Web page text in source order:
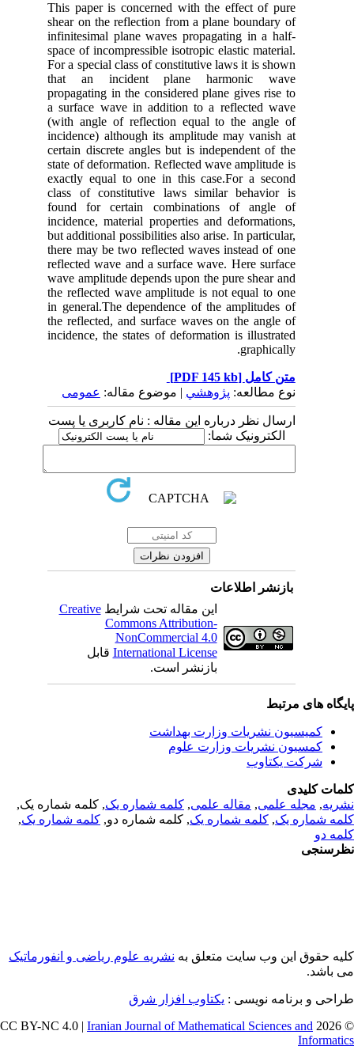
This paper is concerned with the effect of pure
shear on the reflection from a plane boundary of
infinitesimal plane waves propagating in a half-
space of incompressible isotropic elastic material.
For a special class of constitutive laws it is shown
that an incident plane harmonic wave
propagating in the considered plane gives rise to
a surface wave in addition to a reflected wave
(with angle of reflection equal to the angle of
incidence) although its amplitude may vanish at
certain discrete angles but is independent of the
state of deformation. Reflected wave amplitude is
exactly equal to one in this case.For a second
class of constitutive laws similar behavior is
found for certain combinations of angle of
incidence, material properties and deformations,
but additional possibilities also arise. In particular,
there may be two reflected waves instead of one
reflected wave and a surface wave. Here surface
wave amplitude depends upon the pure shear and
the reflected wave amplitude is not equal to one
in general.The dependence of the amplitudes of
the reflected, and surface waves on the angle of
incidence, the states of deformation is illustrated
graphically.
متن کامل[PDF 145 kb]
نوع مطالعه:پژوهشي| موضوع مقاله:عمومى
ارسال نظر درباره این مقاله : نام کاربری یا پست
الکترونیک شما:
بازنشر اطلاعات
این مقاله تحت شرایطCreative
Commons Attribution-
NonCommercial 4.0
International Licenseقابل
بازنشر است.
های مرتبط
کمیسیون نشریات وزارت بهداشت
کمسیون نشریات وزارت علوم
شرکت یکتاوب
کلیدی
,مجله علمی, مقاله علمی, کلمه شماره یک, کلمه شماره یک,
شماره یک,کلمه شماره یک, کلمه شماره دو,کلمه شماره یک,
دو
حقوق این وب سایت متعلق بهنشریه علوم ریاضی و انفورماتیک
باشد.
و برنامه نویسی : یکتاوب افزار شرق
©
Iranian Journal of Mathematical Sciences and